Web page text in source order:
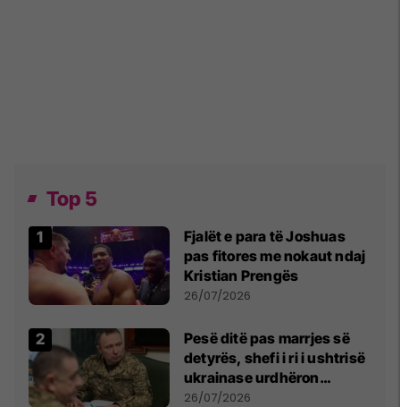
Top 5
Fjalët e para të Joshuas
pas fitores me nokaut ndaj
Kristian Prengës
26/07/2026
Pesë ditë pas marrjes së
detyrës, shefi i ri i ushtrisë
ukrainase urdhëron
kontroll të madh
26/07/2026